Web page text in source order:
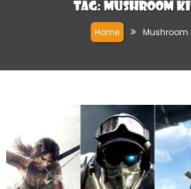
Tag: Mushroom
Home Mushroom